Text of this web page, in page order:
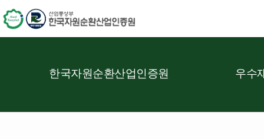
한국자원순환산업인증원 우수